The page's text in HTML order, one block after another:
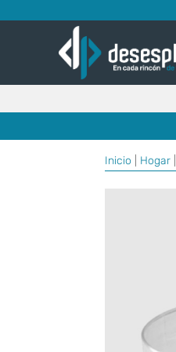
Inicio Hogar